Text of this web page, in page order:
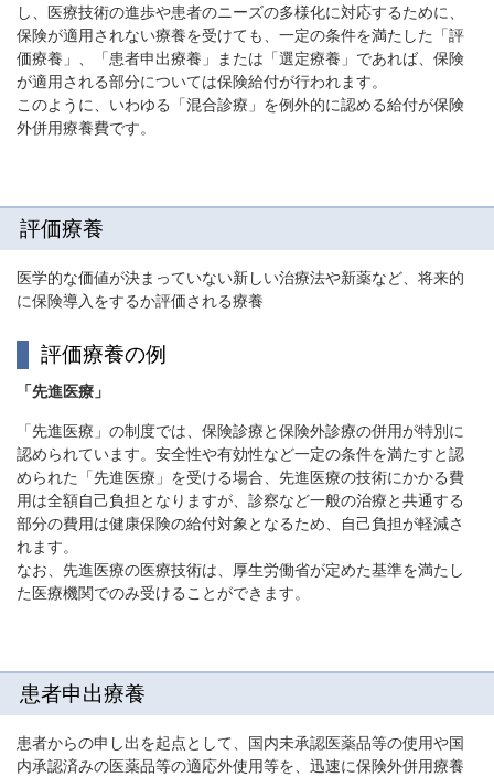
し、医療技術の進歩や患者のニーズの多様化に対応するために、
保険が適用されない療養を受けても、一定の条件を満たした「評
価療養」、「患者申出療養」または「選定療養」であれば、保険
が適用される部分については保険給付が行われます。
このように、いわゆる「混合診療」を例外的に認める給付が保険
外併用療養費です。
評価療養
医学的な価値が決まっていない新しい治療法や新薬など、将来的
に保険導入をするか評価される療養
評価療養の例
「先進医療」
「先進医療」の制度では、保険診療と保険外診療の併用が特別に
認められています。安全性や有効性など一定の条件を満たすと認
められた「先進医療」を受ける場合、先進医療の技術にかかる費
用は全額自己負担となりますが、診察など一般の治療と共通する
部分の費用は健康保険の給付対象となるため、自己負担が軽減さ
れます。
なお、先進医療の医療技術は、厚生労働省が定めた基準を満たし
た医療機関でのみ受けることができます。
患者申出療養
患者からの申し出を起点として、国内未承認医薬品等の使用や国
内承認済みの医薬品等の適応外使用等を、迅速に保険外併用療養